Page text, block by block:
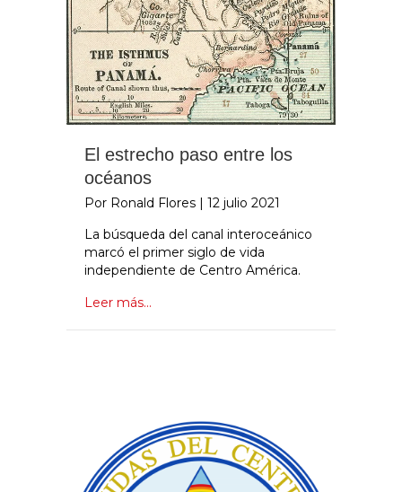
El estrecho paso entre los
océanos
Por Ronald Flores | 12 julio 2021
La búsqueda del canal interoceánico
marcó el primer siglo de vida
independiente de Centro América.
Leer más...